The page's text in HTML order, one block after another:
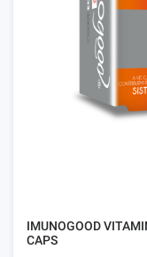
IMUNOGOOD
CAPS